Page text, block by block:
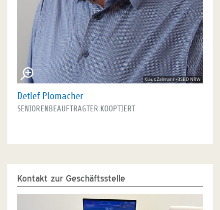
Klaus Zallmann/BSBD NRW
Detlef Plömacher
SENIORENBEAUFTRAGTER KOOPTIERT
Kontakt zur Geschäftsstelle